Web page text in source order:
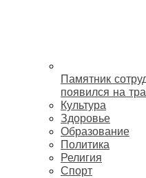
Памятник
появился на
Культура
Здоровье
Образование
Политика
Религия
Спорт